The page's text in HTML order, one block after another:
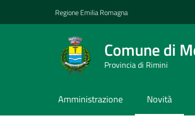
Regione Emilia Romagna
Comune di
Provincia di Rimini
Amministrazione Novità